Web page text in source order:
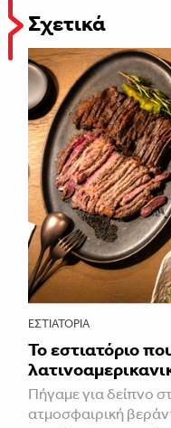
Σχετικά
ΕΣΤΙΑΤΌΡΙΑ
Το εστιατόριο
Πήγαμε για δείπνο
ατμοσφαιρική